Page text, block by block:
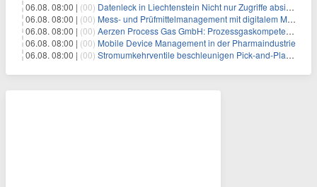
06.08. 08:00 | (00) Datenleck in Liechtenstein Nicht nur Zugriffe absichern, sondern sensible Daten selbst schützen
06.08. 08:00 | (00) Mess- und Prüfmittelmanagement mit digitalem Management im Griff
06.08. 08:00 | (00) Aerzen Process Gas GmbH: Prozessgaskompetenz aus einer Hand
06.08. 08:00 | (00) Mobile Device Management in der Pharmaindustrie
06.08. 08:00 | (00) Stromumkehrventile beschleunigen Pick-and-Place-Prozesse mit Vakuum